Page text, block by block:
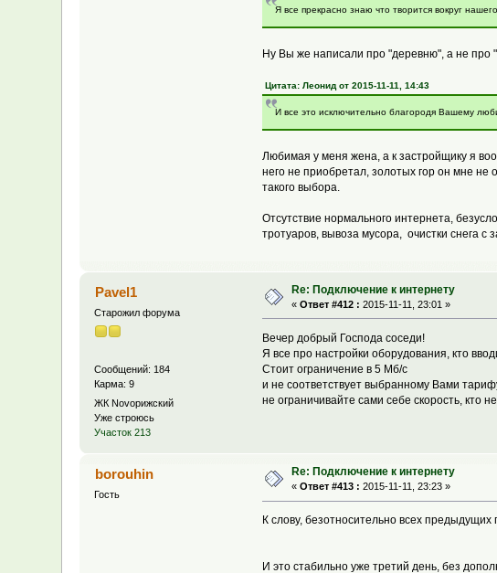
Я все прекрасно знаю что творится вокруг
Ну Вы же написали про "деревню", а не про
Цитата: Леонид от 2015-11-11, 14:43
И все это исключительно благородя Вашему
Любимая у меня жена, а к застройщику я
него не приобретал, золотых гор он мне не
такого выбора.
Отсутствие нормального интернета,
тротуаров, вывоза мусора, очистки снега с
Pavel1
Старожил форума
Сообщений: 184
Карма: 9
ЖК Novoрижский
Уже строюсь
Участок 213
Re: Подключение к интернету
«Ответ #412 : 2015-11-11, 23:01 »
Вечер добрый Господа соседи!
Я все про настройки оборудования, кто
Стоит ограничение в 5 Мб/с
и не соответствует выбранному Вами
не ограничивайте сами себе скорость, кто
borouhin
Гость
Re: Подключение к интернету
«Ответ #413 : 2015-11-11, 23:23 »
К слову, безотносительно всех
И это стабильно уже третий день, без